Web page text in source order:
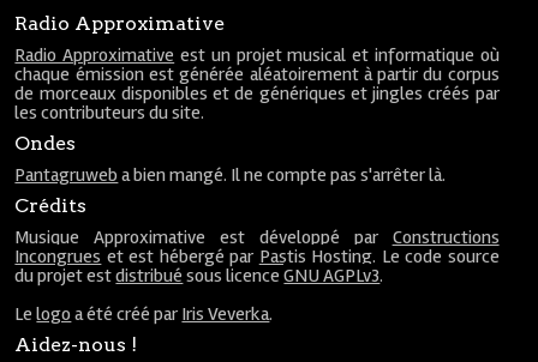
Radio Approximative
Radio Approximative est un projet musical et informatique où
chaque émission est générée aléatoirement à partir du corpus
de morceaux disponibles et de génériques et jingles créés par
les contributeurs du site.
Ondes
Pantagruweb a bien mangé. Il ne compte pas s'arrêter là.
Crédits
Musique Approximative est développé par Constructions
Incongrues et est hébergé par Pastis Hosting. Le code source
du projet estdistribué sous licenceGNU AGPLv3.
Lelogo a été créé par Iris Veverka.
Aidez-nous !